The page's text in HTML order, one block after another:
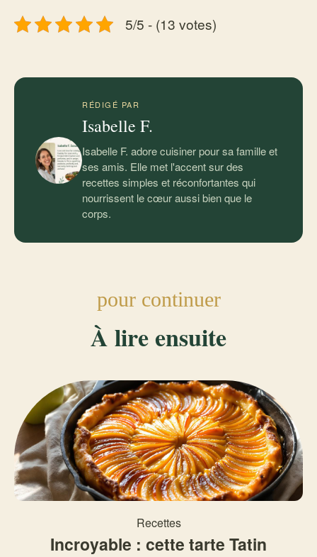
5/5 - (13 votes)
RÉDIGÉ PAR
Isabelle F.
Isabelle F. adore cuisiner pour sa famille et
ses amis. Elle met l'accent sur des
recettes simples et réconfortantes qui
nourrissent le cœur aussi bien que le
corps.
pour continuer
À lire ensuite
Recettes
Incroyable : cette tarte Tatin